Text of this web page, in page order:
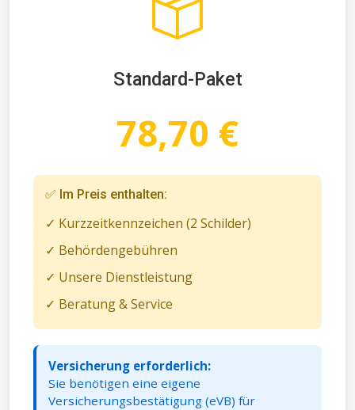
Standard-Paket
78,70 €
✅ Im Preis enthalten:
✓ Kurzzeitkennzeichen (2 Schilder)
✓ Behördengebühren
✓ Unsere Dienstleistung
✓ Beratung & Service
Versicherung erforderlich:
Sie benötigen eine eigene
Versicherungsbestätigung (eVB) für